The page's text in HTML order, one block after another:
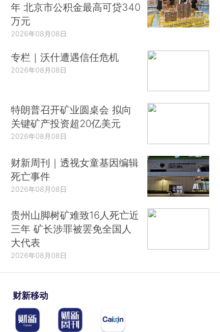
年 北京市公积金最高可贷340
万元
2026年08月08日
专栏｜沃什遭遇信任危机
2026年08月08日
特朗普召开矿业圆桌会 拟向
关键矿产投资超20亿美元
2026年08月08日
财新周刊｜透视女童基因编辑
死亡事件
2026年08月08日
贵州山脚树矿难致16人死亡近
三年 矿长涉罪被罢免全国人
大代表
2026年08月08日
财新移动